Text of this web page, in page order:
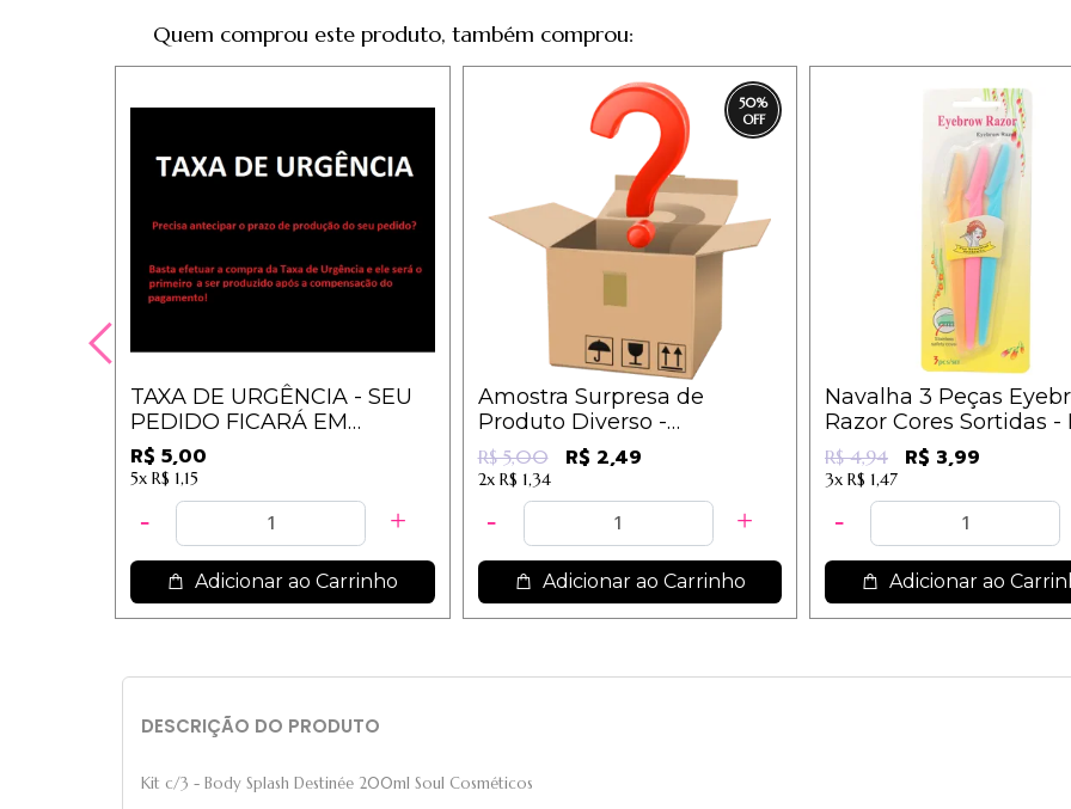
Quem comprou este produto, também comprou:
TAXA DE URGÊNCIA - SEU
PEDIDO FICARÁ EM
PRIMEIRO NA ESTEIRA DE
SEPARAÇÃO
R$ 5,00
5x R$ 1,15
Adicionar ao Carrinho
50%
Amostra Surpresa de
Produto Diverso -
Surpreenda-se
R$ 5,00 R$ 2,49
2x R$ 1,34
Adicionar ao Carrinho
Navalha 3 Peças
Razor Cores Sortidas -
R$ 4,94 R$ 3,99
3x R$ 1,47
Adicionar ao
DESCRIÇÃO DO PRODUTO
Kit c/3 - Body Splash Destinée 200ml Soul Cosméticos